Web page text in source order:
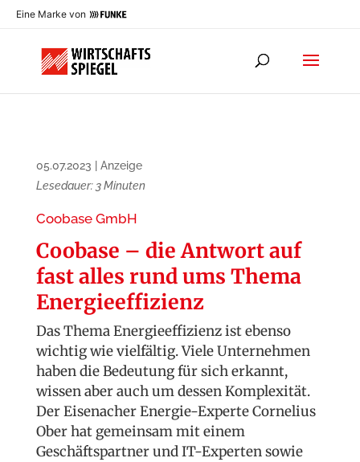
Eine Marke von
05.07.2023
Anzeige
Lesedauer: 3 Minuten
Coobase GmbH
Coobase – die Antwort auf
fast alles rund ums Thema
Energieeffizienz
Das Thema Energieeffizienz ist eben­so
wichtig wie vielfältig. Viele Un­ter­nehmen
haben die Bedeutung für sich erkannt,
wissen aber auch um dessen Komplexität.
Der Eisenacher Energie-Experte Cornelius
Ober hat gemein­sam mit einem
Geschäftspartner und IT-Experten sowie